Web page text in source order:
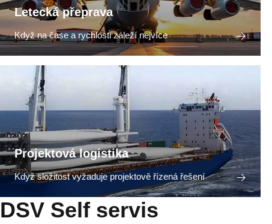
Letecká přeprava
Když na čase a rychlosti záleží nejvíce
Projektová logistika
Když složitost vyžaduje projektově řízená řešení
DSV Self servis